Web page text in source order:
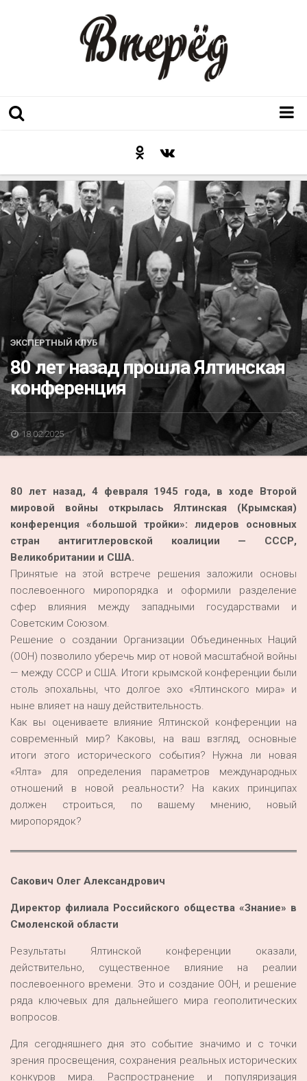
Послесловие к празднику
Факт
Неожиданный ракурс
Контакты
Люди родного края
Акция
К 70-летию районного Дома культуры
Конкурс
Люди родного края
Национальные проекты
Память
Перепись — 2020
ЭКСПЕРТНЫЙ КЛУБ
80 лет назад прошла Ялтинская
конференция
18.02.2025
80 лет назад, 4 февраля 1945 года, в ходе Второй
мировой войны открылась Ялтинская (Крымская)
конференция «большой тройки»: лидеров основных
стран антигитлеровской коалиции — СССР,
Великобритании и США.
Принятые на этой встрече решения заложили основы
послевоенного миропорядка и оформили разделение
сфер влияния между западными государствами и
Советским Союзом.
Решение о создании Организации Объединенных Наций
(ООН) позволило уберечь мир от новой масштабной войны
— между СССР и США. Итоги крымской конференции были
столь эпохальны, что долгое эхо «Ялтинского мира» и
ныне влияет на нашу действительность.
Как вы оцениваете влияние Ялтинской конференции на
современный мир? Каковы, на ваш взгляд, основные
итоги этого исторического события? Нужна ли новая
«Ялта» для определения параметров международных
отношений в новой реальности? На каких принципах
должен строиться, по вашему мнению, новый
миропорядок?
Сакович Олег Александрович
Директор филиала Российского общества «Знание» в
Смоленской области
Результаты Ялтинской конференции оказали,
действительно, существенное влияние на реалии
послевоенного времени. Это и создание ООН, и решение
ряда ключевых для дальнейшего мира геополитических
вопросов.
Для сегодняшнего дня это событие значимо и с точки
зрения просвещения, сохранения реальных исторических
конкуров мира. Распространение и популяризация